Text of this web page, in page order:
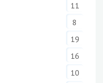
11
8
19
16
10